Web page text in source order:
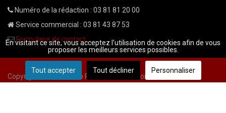
Numéro de la rédaction : 03 81 81 20 00
Service commercial : 03 81 43 87 53
Formulaire de contact
Copyright © 2026 Radio Plein Air - Tous droits réservés
En visitant ce site, vous acceptez l'utilisation de cookies afin de vous
proposer les meilleurs services possibles.
Tout accepter Tout décliner Personnaliser